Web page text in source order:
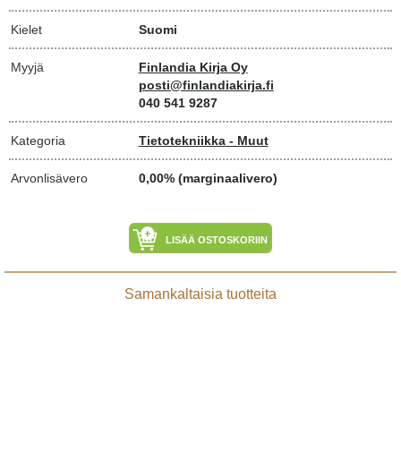
Kielet Suomi
Myyjä
Finlandia Kirja Oy
posti@finlandiakirja.fi
040 541 9287
Kategoria Tietotekniikka - Muut
Arvonlisävero 0,00% (marginaalivero)
LISÄÄ OSTOSKORIIN
Samankaltaisia tuotteita